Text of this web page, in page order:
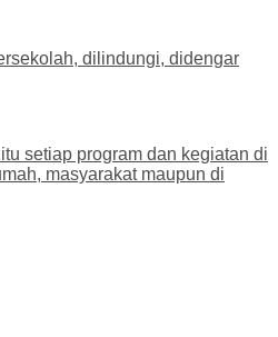
dilindungi, didengar
setiap program dan kegiatan di
masyarakat maupun di